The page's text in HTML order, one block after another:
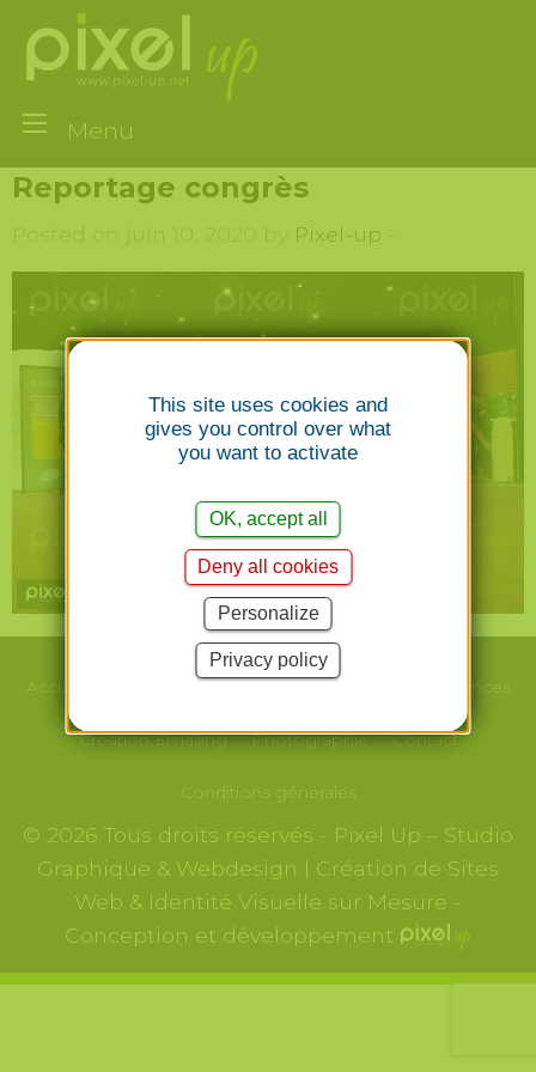
Menu
Reportage congrès
Pixel-up
Webdesign/Print Références
CréationEmailing Photographie Contact
Conditions générales
© 2026 Tous droits réservés - Pixel Up – Studio
Graphique & Webdesign | Création de Sites
Web & Identité Visuelle sur Mesure -
Conception et développement
This site uses cookies and
gives you control over what
you want to activate
OK, accept all
Deny all cookies
Personalize
Privacy policy